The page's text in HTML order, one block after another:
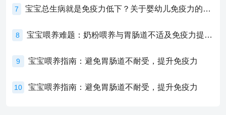
7 宝宝总生病就是免疫力低下？关于婴幼儿免疫力的真相，家长必须了解！
8 宝宝喂养难题：奶粉喂养与胃肠道不适及免疫力提升的奥秘
9 宝宝喂养指南：避免胃肠道不耐受，提升免疫力
10 宝宝喂养指南：避免胃肠道不耐受，提升免疫力